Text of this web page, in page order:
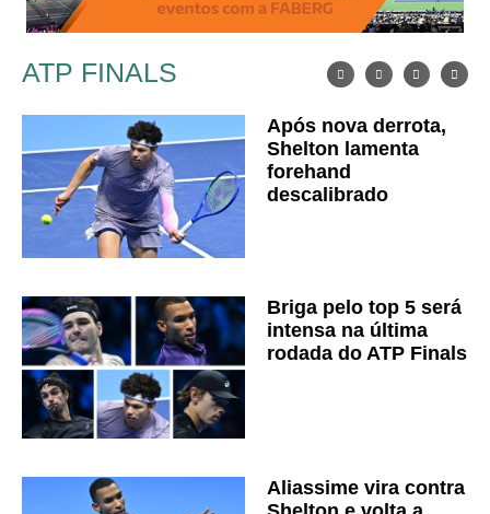
ATP FINALS
Após nova derrota,
Shelton lamenta
forehand
descalibrado
Briga pelo top 5 será
intensa na última
rodada do ATP Finals
Aliassime vira contra